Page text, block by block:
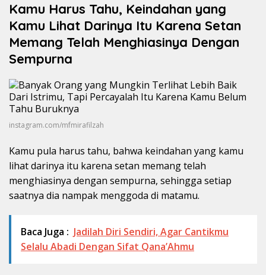
Kamu Harus Tahu, Keindahan yang
Kamu Lihat Darinya Itu Karena Setan
Memang Telah Menghiasinya Dengan
Sempurna
instagram.com/mfmirafilzah
Kamu pula harus tahu, bahwa keindahan yang kamu
lihat darinya itu karena setan memang telah
menghiasinya dengan sempurna, sehingga setiap
saatnya dia nampak menggoda di matamu.
Baca Juga : Jadilah Diri Sendiri, Agar Cantikmu
Selalu Abadi Dengan Sifat Qana’Ahmu